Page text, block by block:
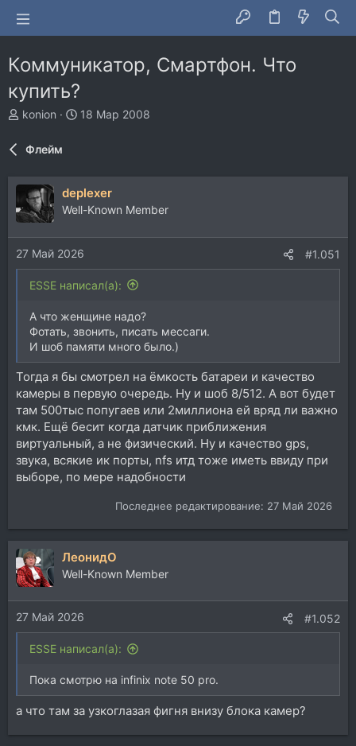
Коммуникатор, Смартфон. Что
купить?
А
р
т
е
м
konion
Д
н
а
ч
а
18 Мар 2008
Флейм
deplexer
Well-Known Member
27 Май 2026 #1.051
ESSE написал(а):
А что женщине надо?
Фотать, звонить, писать мессаги.
И шоб памяти много было.)
Тогда я бы смотрел на ëмкость батареи и качество
камеры в первую очередь. Ну и шоб 8/512. А вот будет
там 500тыс попугаев или 2миллиона ей вряд ли важно
кмк. Ещё бесит когда датчик приближения
виртуальный, а не физический. Ну и качество gps,
звука, всякие ик порты, nfs итд тоже иметь ввиду при
выборе, по мере надобности
Последнее редактирование: 27 Май 2026
ЛеонидО
Well-Known Member
27 Май 2026 #1.052
ESSE написал(а):
Пока смотрю на infinix note 50 pro.
а что там за узкоглазая фигня внизу блока камер?